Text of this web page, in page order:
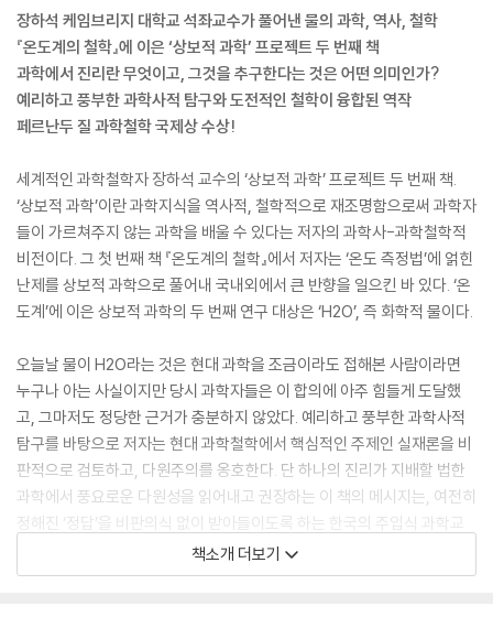
장하석 케임브리지 대학교 석좌교수가 풀어낸 물의 과학, 역사, 철학
『온도계의 철학』에 이은 ‘상보적 과학’ 프로젝트 두 번째 책
과학에서 진리란 무엇이고, 그것을 추구한다는 것은 어떤 의미인가?
예리하고 풍부한 과학사적 탐구와 도전적인 철학이 융합된 역작
페르난두 질 과학철학 국제상 수상!
세계적인 과학철학자 장하석 교수의 ‘상보적 과학’ 프로젝트 두 번째 책.
‘상보적 과학’이란 과학지식을 역사적, 철학적으로 재조명함으로써 과학자
들이 가르쳐주지 않는 과학을 배울 수 있다는 저자의 과학사-과학철학적
비전이다. 그 첫 번째 책 『온도계의 철학』에서 저자는 ‘온도 측정법’에 얽힌
난제를 상보적 과학으로 풀어내 국내외에서 큰 반향을 일으킨 바 있다. ‘온
도계’에 이은 상보적 과학의 두 번째 연구 대상은 ‘H2O’, 즉 화학적 물이다.
오늘날 물이 H2O라는 것은 현대 과학을 조금이라도 접해본 사람이라면
누구나 아는 사실이지만 당시 과학자들은 이 합의에 아주 힘들게 도달했
고, 그마저도 정당한 근거가 충분하지 않았다. 예리하고 풍부한 과학사적
탐구를 바탕으로 저자는 현대 과학철학에서 핵심적인 주제인 실재론을 비
판적으로 검토하고, 다원주의를 옹호한다. 단 하나의 진리가 지배할 법한
과학에서 풍요로운 다원성을 읽어내고 권장하는 이 책의 메시지는, 여전히
정해진 ‘정답’을 비판의식 없이 받아들이도록 하는 한국의 주입식 과학교
육에도 시사하는 바가 클 것이다. “과학의 역사와 철학에서 중요한 텍스트
가 되리라 확신한다”라는 심사평과 함께 국적과 소속을 불문하고 지난 5
책소개 더보기